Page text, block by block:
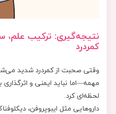
نتیجه‌گیری: ترکیب علم،
کمردرد
وقتی صحبت از کمردرد شدید
مهمه—اما نباید ایمنی و
لحظه‌ای کرد.
داروهایی مثل ایبوپروفن،